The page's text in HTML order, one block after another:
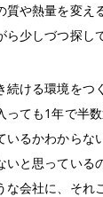
質や熱量を変え
少しづつ探し
続ける環境をつ
っても1年で半
いるかわからな
いと思っている
な会社に、それ